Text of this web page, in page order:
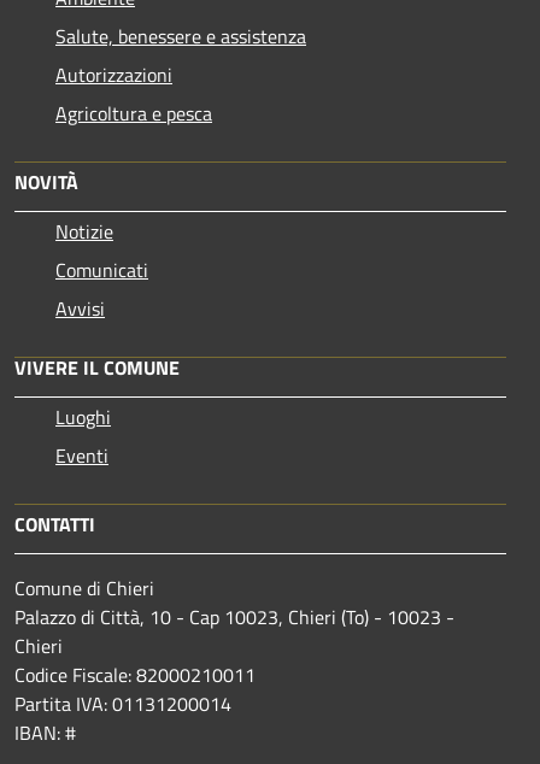
Salute, benessere e assistenza
Autorizzazioni
Agricoltura e pesca
NOVITÀ
Notizie
Comunicati
Avvisi
VIVERE IL COMUNE
Luoghi
Eventi
CONTATTI
Comune di Chieri
Palazzo di Città, 10 - Cap 10023, Chieri (To) - 10023 -
Chieri
Codice Fiscale: 82000210011
Partita IVA: 01131200014
IBAN: #